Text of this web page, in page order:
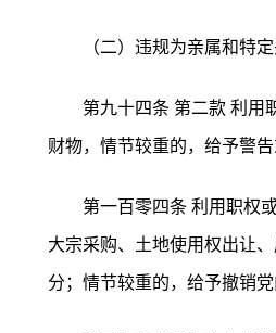
（二）违规为亲属和特
第九十四条 第二款 利用
财物，情节较重的，给予警
第一百零四条 利用职权
大宗采购、土地使用权出让
分；情节较重的，给予撤销